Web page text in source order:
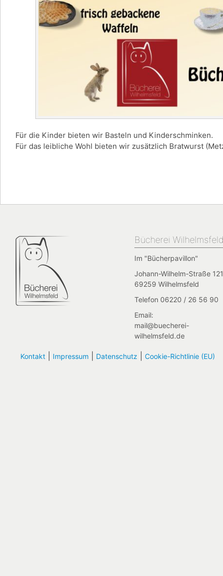
Für die Kinder bieten wir Basteln und Kinderschminken.
Für das leibliche Wohl bieten wir zusätzlich Bratwurst
Bücherei
Im "Bücherpavillon"
Johann-Wilhelm-Straße
69259 Wilhelmsfeld
Telefon 06220 / 26 56 90
Email:
mail@buecherei-
wilhelmsfeld.de
Kontakt| Impressum Datenschutz Cookie-Richtlinie (EU)